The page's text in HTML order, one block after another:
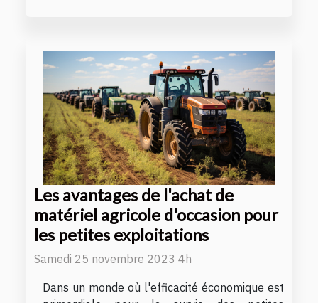
Les avantages de l'achat de
matériel agricole d'occasion pour
les petites exploitations
Samedi 25 novembre 2023 4h
Dans un monde où l'efficacité économique est